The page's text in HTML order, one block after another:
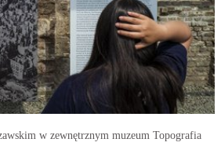
w zewnętrznym muzeum Topografia